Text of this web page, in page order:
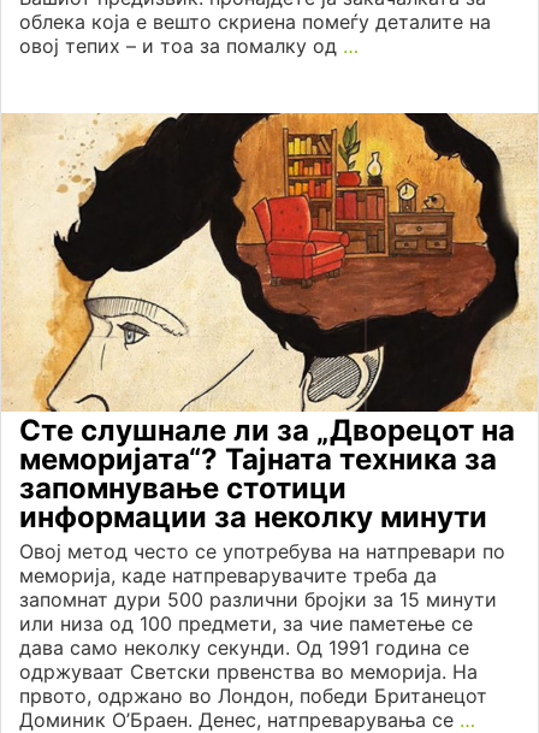
облека која е вешто скриена помеѓу деталите на
овој тепих – и тоа за помалку од …
Сте слушнале ли за „Дворецот на
меморијата“? Тајната техника за
запомнување стотици
информации за неколку минути
Овој метод често се употребува на натпревари по
меморија, каде натпреварувачите треба да
запомнат дури 500 различни бројки за 15 минути
или низа од 100 предмети, за чие паметење се
дава само неколку секунди. Од 1991 година се
одржуваат Светски првенства во меморија. На
првото, одржано во Лондон, победи Британецот
Доминик О’Браен. Денес, натпреварувања се …